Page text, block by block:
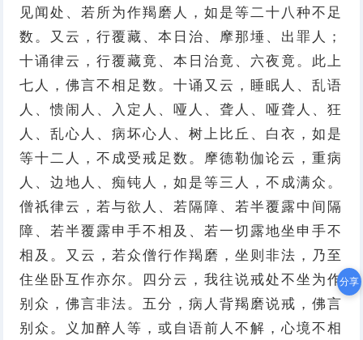
见闻处、若所为作羯磨人，如是等二十八种不足
数。又云，行覆藏、本日治、摩那埵、出罪人；
十诵律云，行覆藏竟、本日治竟、六夜竟。此上
七人，佛言不相足数。十诵又云，睡眠人、乱语
人、愦闹人、入定人、哑人、聋人、哑聋人、狂
人、乱心人、病坏心人、树上比丘、白衣，如是
等十二人，不成受戒足数。摩德勒伽论云，重病
人、边地人、痴钝人，如是等三人，不成满众。
僧祇律云，若与欲人、若隔障、若半覆露中间隔
障、若半覆露申手不相及、若一切露地坐申手不
相及。又云，若众僧行作羯磨，坐则非法，乃至
住坐卧互作亦尔。四分云，我往说戒处不坐为作
别众，佛言非法。五分，病人背羯磨说戒，佛言
别众。义加醉人等，或自语前人不解，心境不相
分享